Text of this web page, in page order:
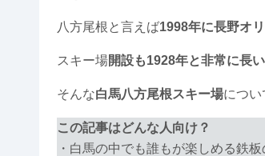
er e
b
o
o
k
y
Li
n
k
八方尾根と言えば1998年に長野オ
スキー場開設も1928年と非常に長
そんな白馬八方尾根スキー場につい
この記事はどんな人向け？
・白馬の中でも誰もが楽しめる鉄